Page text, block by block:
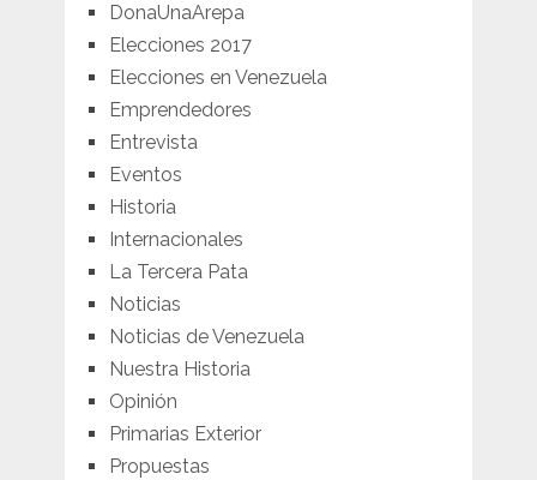
DonaUnaArepa
Elecciones 2017
Elecciones en Venezuela
Emprendedores
Entrevista
Eventos
Historia
Internacionales
La Tercera Pata
Noticias
Noticias de Venezuela
Nuestra Historia
Opinión
Primarias Exterior
Propuestas